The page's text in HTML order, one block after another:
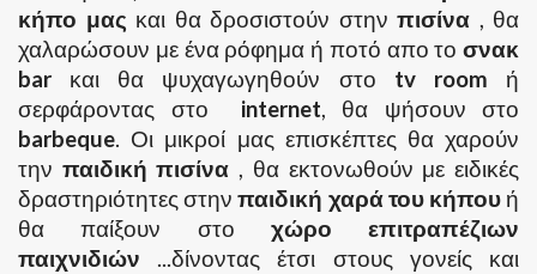
κήπο μας και θα δροσιστούν στην πισίνα , θα
χαλαρώσουν με ένα ρόφημα ή ποτό απο το σνακ
bar και θα ψυχαγωγηθούν στο tv room ή
σερφάροντας στο internet, θα ψήσουν στο
barbeque. Οι μικροί μας επισκέπτες θα χαρούν
την παιδική πισίνα , θα εκτονωθούν με ειδικές
δραστηριότητες στηνπαιδική χαρά του κήπουή
θα παίξουν στο χώρο επιτραπέζιων
παιχνιδιών ...δίνοντας έτσι στους γονείς και